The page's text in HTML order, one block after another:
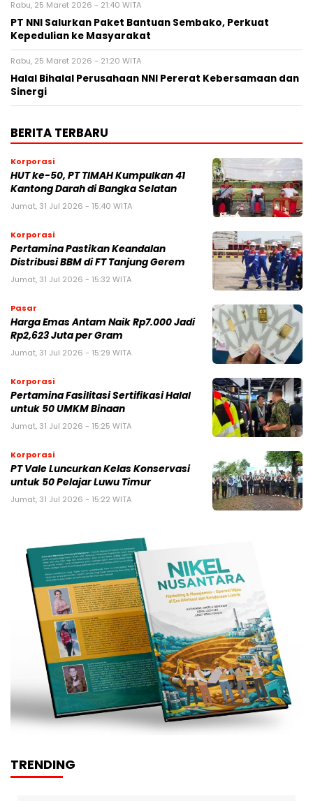
Rabu, 25 Maret 2026 - 21:40 WITA
PT NNI Salurkan Paket Bantuan Sembako, Perkuat
Kepedulian ke Masyarakat
Rabu, 25 Maret 2026 - 21:20 WITA
Halal Bihalal Perusahaan NNI Pererat Kebersamaan dan
Sinergi
BERITA TERBARU
Korporasi
HUT ke-50, PT TIMAH Kumpulkan 41
Kantong Darah di Bangka Selatan
Jumat, 31 Jul 2026 - 15:40 WITA
Korporasi
Pertamina Pastikan Keandalan
Distribusi BBM di FT Tanjung Gerem
Jumat, 31 Jul 2026 - 15:32 WITA
Pasar
Harga Emas Antam Naik Rp7.000 Jadi
Rp2,623 Juta per Gram
Jumat, 31 Jul 2026 - 15:29 WITA
Korporasi
Pertamina Fasilitasi Sertifikasi Halal
untuk 50 UMKM Binaan
Jumat, 31 Jul 2026 - 15:25 WITA
Korporasi
PT Vale Luncurkan Kelas Konservasi
untuk 50 Pelajar Luwu Timur
Jumat, 31 Jul 2026 - 15:22 WITA
TRENDING